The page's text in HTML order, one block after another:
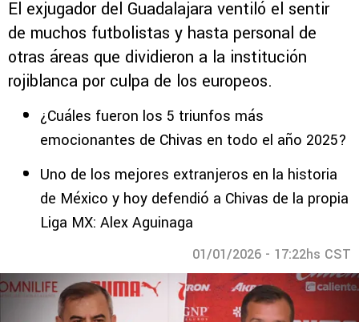
El exjugador del Guadalajara ventiló el sentir
de muchos futbolistas y hasta personal de
otras áreas que dividieron a la institución
rojiblanca por culpa de los europeos.
¿Cuáles fueron los 5 triunfos más
emocionantes de Chivas en todo el año 2025?
Uno de los mejores extranjeros en la historia
de México y hoy defendió a Chivas de la propia
Liga MX: Alex Aguinaga
01/01/2026 - 17:22hs CST